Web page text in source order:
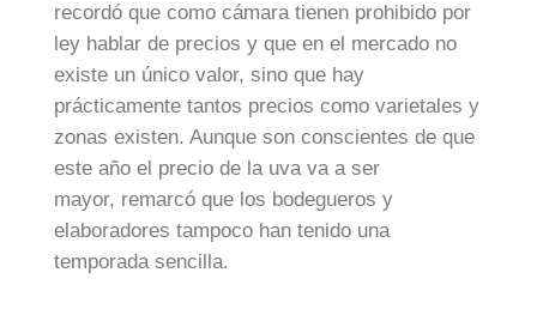
recordó que como cámara tienen prohibido por
ley hablar de precios y que en el mercado no
existe un único valor, sino que hay
prácticamente tantos precios como varietales y
zonas existen. Aunque son conscientes de que
este año el precio de la uva va a ser
mayor, remarcó que los bodegueros y
elaboradores tampoco han tenido una
temporada sencilla.